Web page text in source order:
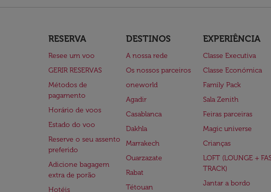
RESERVA
Resee um voo
GERIR RESERVAS
Métodos de
pagamento
Horário de voos
Estado do voo
Reserve o seu assento
preferido
Adicione bagagem
extra de porão
Hotéis
DESTINOS
A nossa rede
Os nossos parceiros
oneworld
Agadir
Casablanca
Dakhla
Marrakech
Ouarzazate
Rabat
Tétouan
EXPERIÊNCIA
Classe Executiva
Classe Económica
Family Pack
Sala Zenith
Feiras parceiras
Magic universe
Crianças
LOFT (LOUNGE +
TRACK)
Jantar a bordo